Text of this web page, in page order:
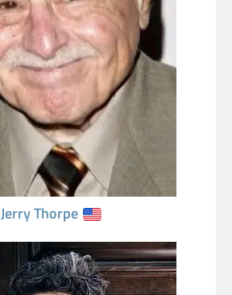
Jerry Thorpe